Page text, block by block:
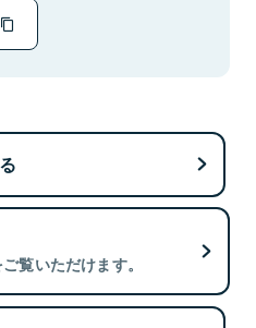
覧いただけます。